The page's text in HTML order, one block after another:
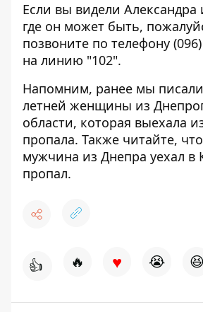
Если вы видели Александра
где он может быть,
позвоните по телефону
на линию "102".
Напомним, ранее мы
летней женщины из
области, которая выехала
пропала. Также читайте, что
мужчина из Днепра уехал в
пропал.
👍 🔥 ♥ 😭 😆